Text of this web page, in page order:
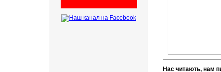
Нас читають, нам